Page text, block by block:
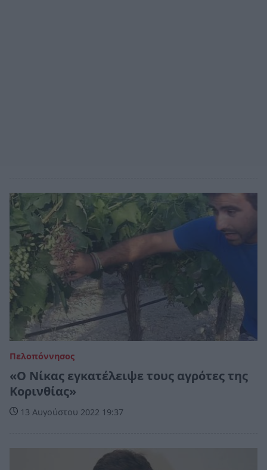
Πελοπόννησος
«Ο Νίκας εγκατέλειψε τους αγρότες της
Κορινθίας»
13 Αυγούστου 2022 19:37